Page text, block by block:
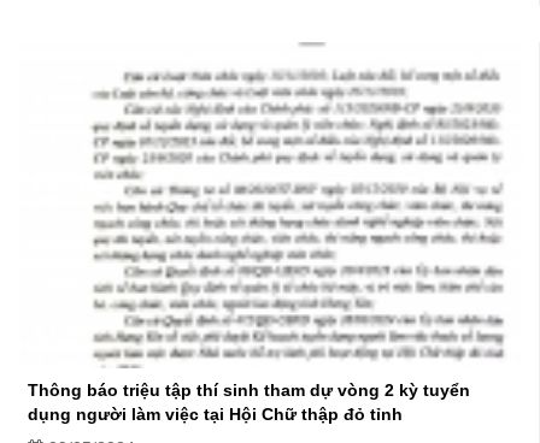
Thông báo triệu tập thí sinh tham dự vòng 2 kỳ tuyển
dụng người làm việc tại Hội Chữ thập đỏ tỉnh